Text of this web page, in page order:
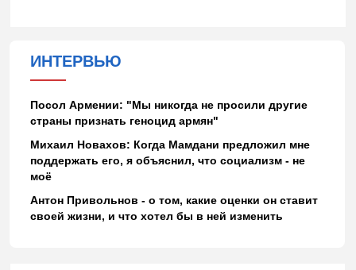
ИНТЕРВЬЮ
Посол Армении: "Мы никогда не просили другие
страны признать геноцид армян"
Михаил Новахов: Когда Мамдани предложил мне
поддержать его, я объяснил, что социализм - не
моё
Антон Привольнов - о том, какие оценки он ставит
своей жизни, и что хотел бы в ней изменить